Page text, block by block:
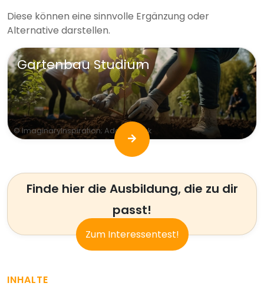
Diese können eine sinnvolle Ergänzung oder
Alternative darstellen.
© ImaginaryInspiration; AdobeStock
Gartenbau Studium
Finde hier die Ausbildung, die zu dir
passt!
Zum Interessentest!
INHALTE